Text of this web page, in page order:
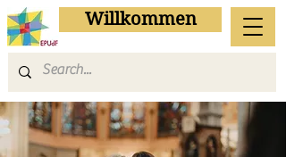
Willkommen